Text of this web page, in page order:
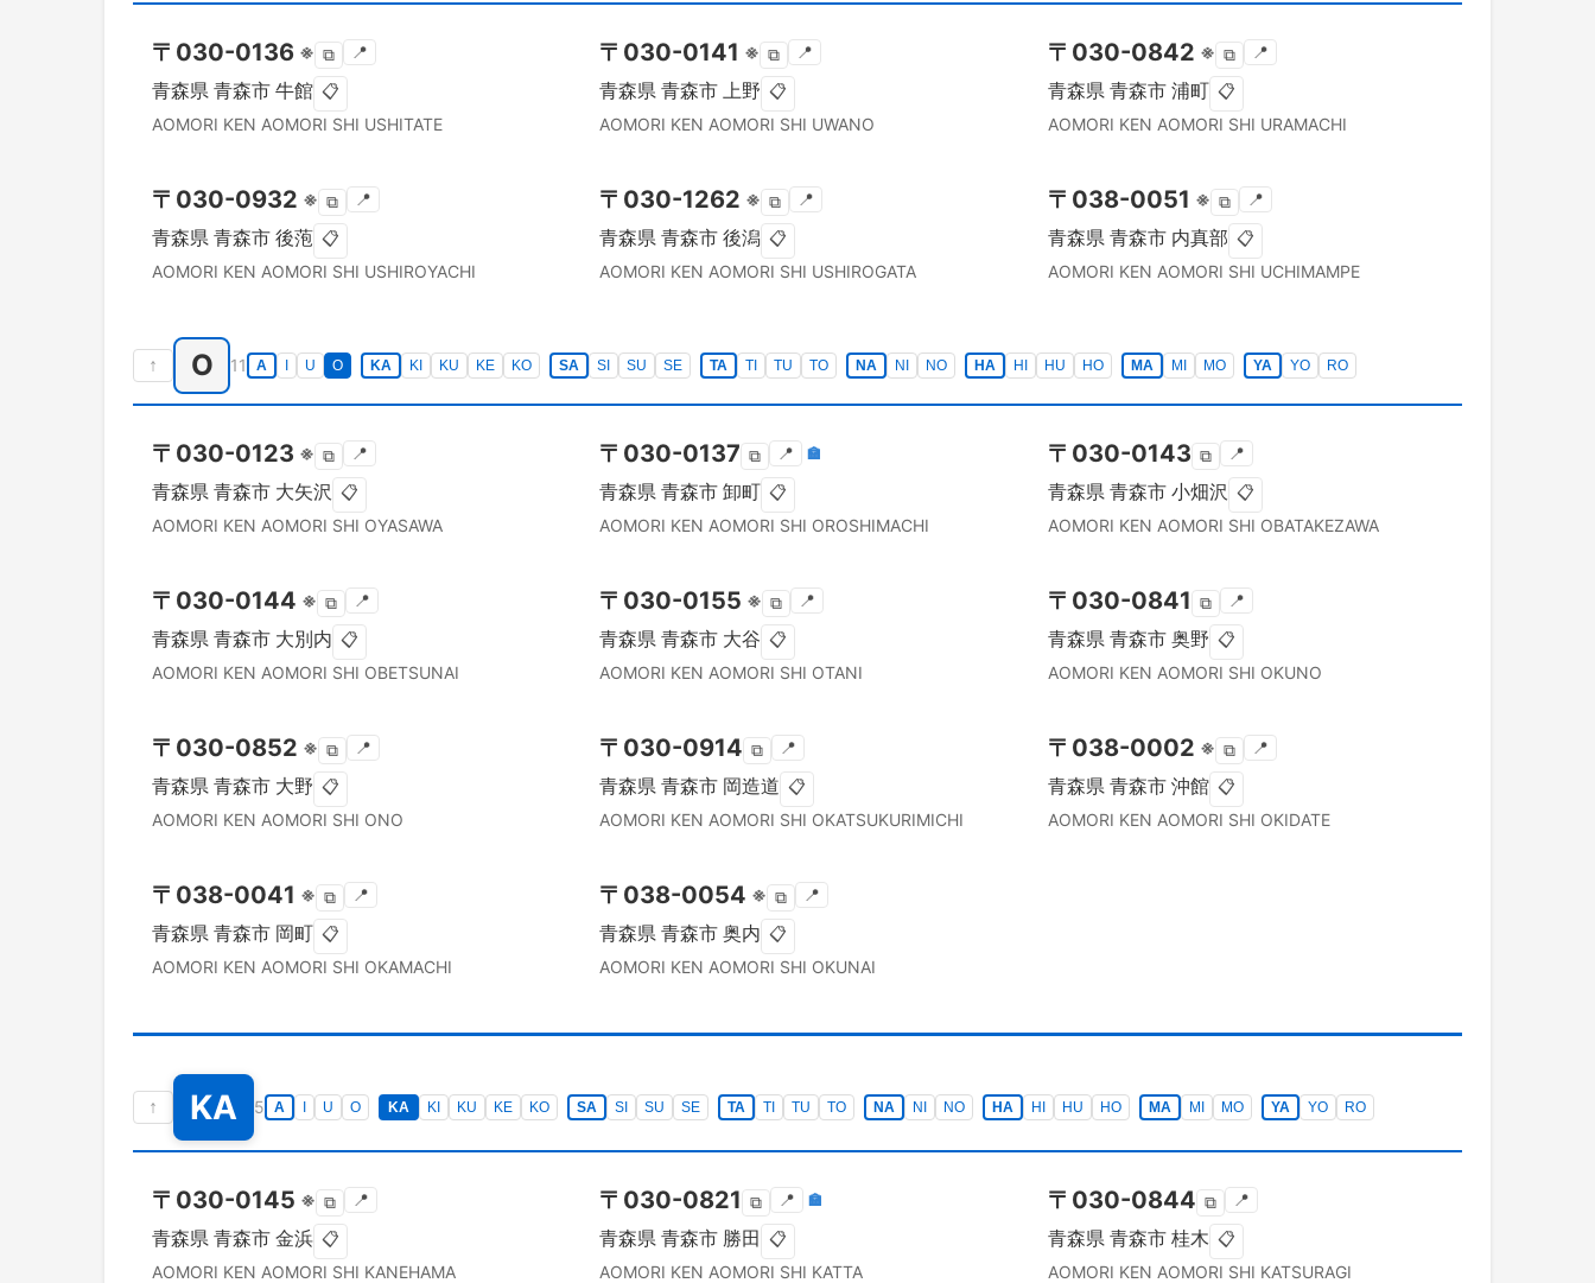
〒 030-0136 ※ ⧉ 📍
青森県 青森市 牛館 📋
AOMORI KEN AOMORI SHI USHITATE
〒 030-0141 ※ ⧉ 📍
青森県 青森市 上野 📋
AOMORI KEN AOMORI SHI UWANO
〒 030-0842 ※ ⧉ 📍
青森県 青森市 浦町 📋
AOMORI KEN AOMORI SHI URAMACHI
〒 030-0932 ※ ⧉ 📍
青森県 青森市 後萢 📋
AOMORI KEN AOMORI SHI USHIROYACHI
〒 030-1262 ※ ⧉ 📍
青森県 青森市 後潟 📋
AOMORI KEN AOMORI SHI USHIROGATA
〒 038-0051 ※ ⧉ 📍
青森県 青森市 内真部 📋
AOMORI KEN AOMORI SHI UCHIMAMPE
↑ O 11 A U O KA KI KU KE KO SA SI SU SE TA TI TU TO NA NI NO HA HI HU HO MA MI MO YA YO RO
〒 030-0123 ※ ⧉ 📍
青森県 青森市 大矢沢 📋
AOMORI KEN AOMORI SHI OYASAWA
〒 030-0137 ⧉ 📍 🏣
青森県 青森市 卸町 📋
AOMORI KEN AOMORI SHI OROSHIMACHI
〒 030-0143 ⧉ 📍
青森県 青森市 小畑沢 📋
AOMORI KEN AOMORI SHI OBATAKEZAWA
〒 030-0144 ※ ⧉ 📍
青森県 青森市 大別内 📋
AOMORI KEN AOMORI SHI OBETSUNAI
〒 030-0155 ※ ⧉ 📍
青森県 青森市 大谷 📋
AOMORI KEN AOMORI SHI OTANI
〒 030-0841 ⧉ 📍
青森県 青森市 奥野 📋
AOMORI KEN AOMORI SHI OKUNO
〒 030-0852 ※ ⧉ 📍
青森県 青森市 大野 📋
AOMORI KEN AOMORI SHI ONO
〒 030-0914 ⧉ 📍
青森県 青森市 岡造道 📋
AOMORI KEN AOMORI SHI OKATSUKURIMICHI
〒 038-0002 ※ ⧉ 📍
青森県 青森市 沖館 📋
AOMORI KEN AOMORI SHI OKIDATE
〒 038-0041 ※ ⧉ 📍
青森県 青森市 岡町 📋
AOMORI KEN AOMORI SHI OKAMACHI
〒 038-0054 ※ ⧉ 📍
青森県 青森市 奥内 📋
AOMORI KEN AOMORI SHI OKUNAI
↑ KA 5 A U O KA KI KU KE KO SA SI SU SE TA TI TU TO NA NI NO HA HI HU HO MA MI MO YA YO RO
〒 030-0145 ※ ⧉ 📍
青森県 青森市 金浜 📋
AOMORI KEN AOMORI SHI KANEHAMA
〒 030-0821 ⧉ 📍 🏣
青森県 青森市 勝田 📋
AOMORI KEN AOMORI SHI KATTA
〒 030-0844 ⧉ 📍
青森県 青森市 桂木 📋
AOMORI KEN AOMORI SHI KATSURAGI